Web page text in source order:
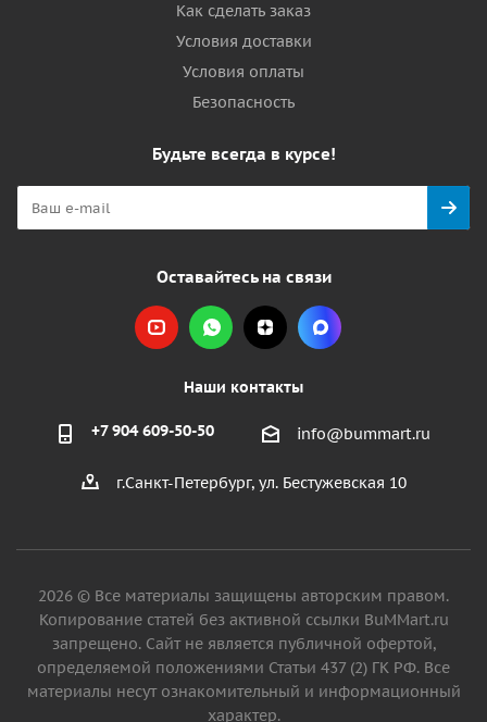
Как сделать заказ
Условия доставки
Условия оплаты
Безопасность
Будьте всегда в курсе!
Оставайтесь на связи
Наши контакты
+7 904 609-50-50 info@bummart.ru
г.Санкт-Петербург, ул. Бестужевская 10
2026 © Все материалы защищены авторским правом.
Копирование статей без активной ссылки BuMMart.ru
запрещено. Сайт не является публичной офертой,
определяемой положениями Статьи 437 (2) ГК РФ. Все
материалы несут ознакомительный и информационный
характер.